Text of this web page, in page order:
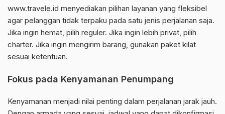
www.travele.id menyediakan pilihan layanan yang fleksibel
agar pelanggan tidak terpaku pada satu jenis perjalanan saja.
Jika ingin hemat, pilih reguler. Jika ingin lebih privat, pilih
charter. Jika ingin mengirim barang, gunakan paket kilat
sesuai ketentuan.
Fokus pada Kenyamanan Penumpang
Kenyamanan menjadi nilai penting dalam perjalanan jarak jauh.